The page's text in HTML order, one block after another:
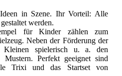
in Szene. Ihr Vorteil: Alle
werden.
für Kinder zählen zum
Neben der Förderung der
Kleinen spielerisch u. a. den
Perfekt geeignet sind
Trixi und das Startset von